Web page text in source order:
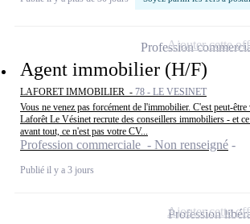
Agent immobilier (H/F)
LAFORET IMMOBILIER - 78 - LE VESINET
Vous ne venez pas forcément de l'immobilier. C'est peut-être
Laforêt Le Vésinet recrute des conseillers immobiliers - et
avant tout, ce n'est pas votre CV...
Profession commerciale - Non renseigné
Publié il y a 3 jours
ProfessionAjouter cette
Profession
Ajouter cette